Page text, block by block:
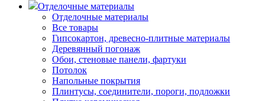
Отделочные материалы
Отделочные материалы
Все товары
Гипсокартон, древесно-плитные материалы
Деревянный погонаж
Обои, стеновые панели, фартуки
Потолок
Напольные покрытия
Плинтусы, соединители, пороги, подложки